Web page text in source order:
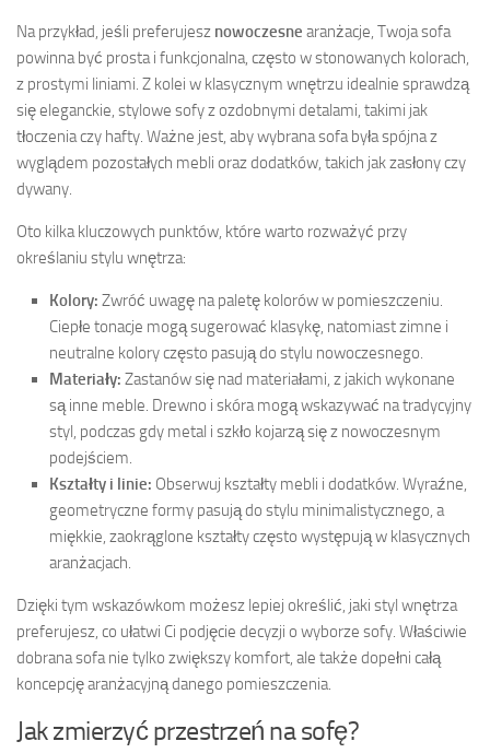
Na przykład, jeśli preferujesz nowoczesne aranżacje, Twoja sofa
powinna być prosta i funkcjonalna, często w stonowanych kolorach,
z prostymi liniami. Z kolei w klasycznym wnętrzu idealnie sprawdzą
się eleganckie, stylowe sofy z ozdobnymi detalami, takimi jak
tłoczenia czy hafty. Ważne jest, aby wybrana sofa była spójna z
wyglądem pozostałych mebli oraz dodatków, takich jak zasłony czy
dywany.
Oto kilka kluczowych punktów, które warto rozważyć przy
określaniu stylu wnętrza:
Kolory: Zwróć uwagę na paletę kolorów w pomieszczeniu.
Ciepłe tonacje mogą sugerować klasykę, natomiast zimne i
neutralne kolory często pasują do stylu nowoczesnego.
Materiały: Zastanów się nad materiałami, z jakich wykonane
są inne meble. Drewno i skóra mogą wskazywać na tradycyjny
styl, podczas gdy metal i szkło kojarzą się z nowoczesnym
podejściem.
Kształty i linie: Obserwuj kształty mebli i dodatków. Wyraźne,
geometryczne formy pasują do stylu minimalistycznego, a
miękkie, zaokrąglone kształty często występują w klasycznych
aranżacjach.
Dzięki tym wskazówkom możesz lepiej określić, jaki styl wnętrza
preferujesz, co ułatwi Ci podjęcie decyzji o wyborze sofy. Właściwie
dobrana sofa nie tylko zwiększy komfort, ale także dopełni całą
koncepcję aranżacyjną danego pomieszczenia.
Jak zmierzyć przestrzeń na sofę?